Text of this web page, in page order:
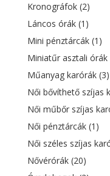
Kronográfok (2)
Láncos órák (1)
Mini pénztárcák (1)
Miniatűr asztali órák
Műanyag karórák (3)
Női bővíthető szíjas
Női műbőr szíjas
Női pénztárcák (1)
Női széles szíjas
Nővérórák (20)